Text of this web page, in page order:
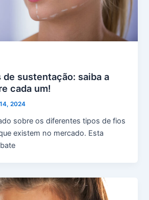
sustentação: saiba a
cada um!
2024
sobre os diferentes tipos de fios
existem no mercado. Esta